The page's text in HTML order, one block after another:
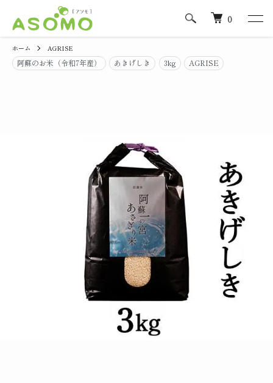
0
ホーム AGRISE
阿蘇のお米（令和7年産） あきげしき 3kg AGRISE